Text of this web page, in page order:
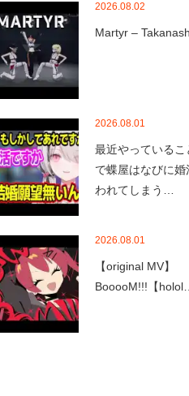
2026.08.02
Martyr –
2026.08.01
最近やっているこ
で蝶屋はなびに婚
われてしまう…
2026.08.01
【original MV】
BooooM!!!【holol…